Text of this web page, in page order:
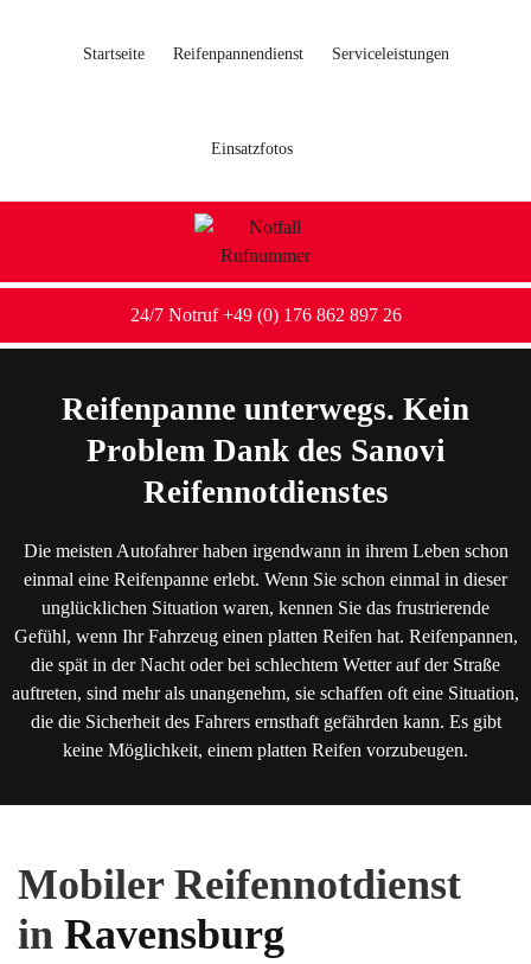
Startseite Reifenpannendienst Serviceleistungen
Einsatzfotos
24/7 Notruf +49 (0) 176 862 897 26
Reifenpanne unterwegs. Kein
Problem Dank des Sanovi
Reifennotdienstes
Die meisten Autofahrer haben irgendwann in ihrem Leben schon
einmal eine Reifenpanne erlebt. Wenn Sie schon einmal in dieser
unglücklichen Situation waren, kennen Sie das frustrierende
Gefühl, wenn Ihr Fahrzeug einen platten Reifen hat. Reifenpannen,
die spät in der Nacht oder bei schlechtem Wetter auf der Straße
auftreten, sind mehr als unangenehm, sie schaffen oft eine Situation,
die die Sicherheit des Fahrers ernsthaft gefährden kann. Es gibt
keine Möglichkeit, einem platten Reifen vorzubeugen.
Mobiler Reifennotdienst
in Ravensburg